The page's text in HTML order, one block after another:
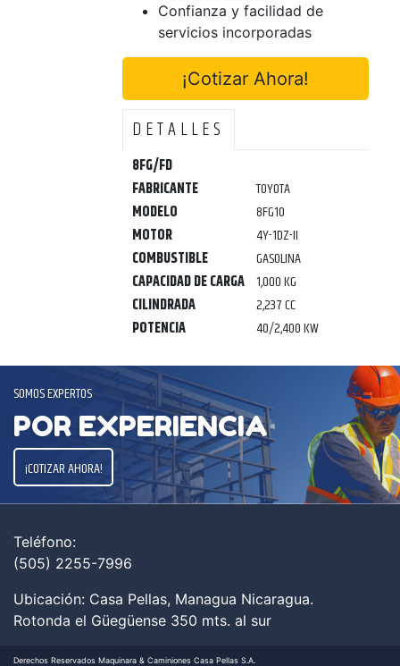
Confianza y facilidad de
servicios incorporadas
¡Cotizar Ahora!
DETALLES
8FG/FD
FABRICANTE
TOYOTA
MODELO
8FG10
MOTOR
4Y-1DZ-II
COMBUSTIBLE
GASOLINA
CAPACIDAD DE CARGA 1,000 KG
CILINDRADA
2,237 CC
POTENCIA
40/2,400 KW
SOMOS EXPERTOS
POR EXPERIENCIA
¡COTIZAR AHORA!
Teléfono:
(505) 2255-7996
Ubicación: Casa Pellas, Managua Nicaragua.
Rotonda el Güegüense 350 mts. al sur
Derechos Reservados Maquinara & Caminiones Casa Pellas S.A.